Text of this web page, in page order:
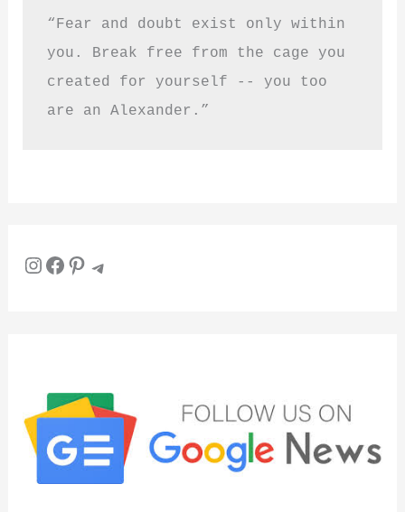
“Fear and doubt exist only within
you. Break free from the cage you
created for yourself -- you too
are an Alexander.”
InstagramFacebook Pinterest Telegram